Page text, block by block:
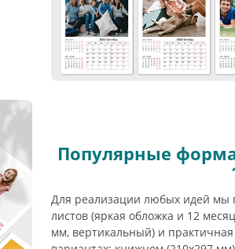
Популярные
Для реализации любых идей мы
листов (яркая обложка и 12
мм, вертикальный) и